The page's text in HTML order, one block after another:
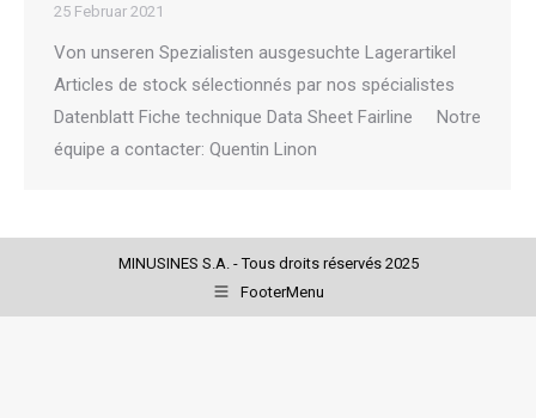
25 Februar 2021
Von unseren Spezialisten ausgesuchte Lagerartikel
Articles de stock sélectionnés par nos spécialistes
Datenblatt Fiche technique Data Sheet Fairline Notre
équipe a contacter: Quentin Linon
MINUSINES S.A. - Tous droits réservés 2025
FooterMenu